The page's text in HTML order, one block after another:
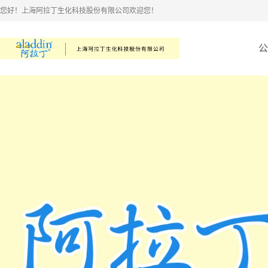
您好！上海阿拉丁生化科技股份有限公司欢迎您！